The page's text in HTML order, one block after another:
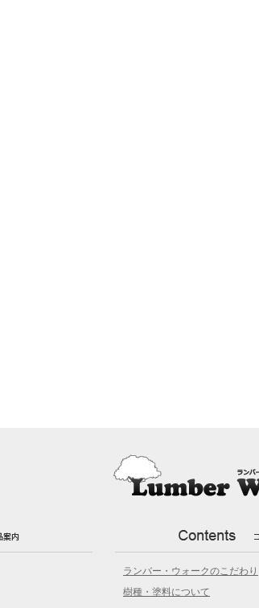
ランバー・ウォークのこだわり
樹種・塗料について